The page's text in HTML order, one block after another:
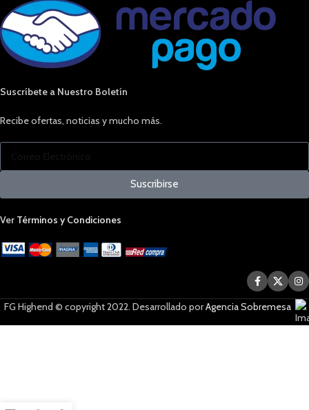
Suscríbete a Nuestro Boletín
Recibe ofertas, noticias y mucho más.
Suscribirse
Ver Términos y Condiciones
FG Highend © copyright 2022. Desarrollado porAgencia Sobremesa